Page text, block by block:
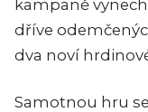
kampaně
dříve
dva noví
Samotnou hru